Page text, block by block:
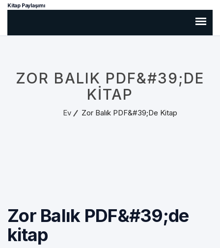
Kitap Paylaşımı
ZOR BALIK PDF&#39;DE
KITAP
Ev Zor Balık PDF&#39;de Kitap
Zor Balık PDF&#39;de
kitap